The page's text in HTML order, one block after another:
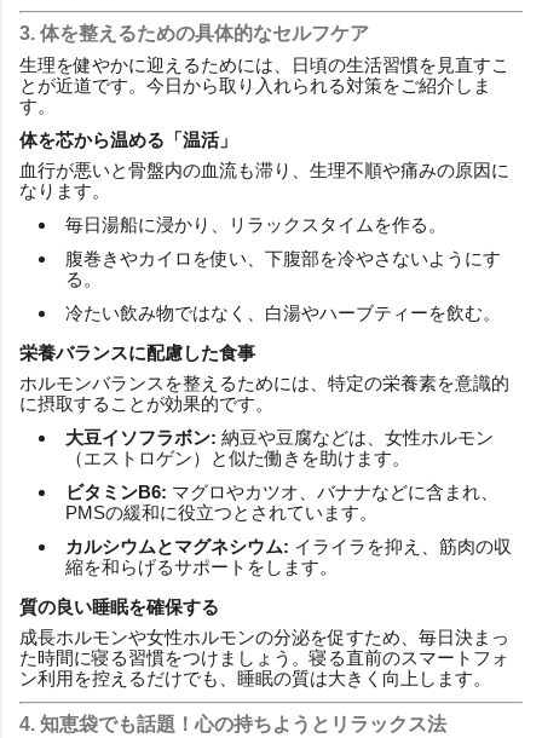
3. 体を整えるための具体的なセルフケア
生理を健やかに迎えるためには、日頃の生活習慣を見直すこ
とが近道です。今日から取り入れられる対策をご紹介しま
す。
体を芯から温める「温活」
血行が悪いと骨盤内の血流も滞り、生理不順や痛みの原因に
なります。
毎日湯船に浸かり、リラックスタイムを作る。
腹巻きやカイロを使い、下腹部を冷やさないようにす
る。
冷たい飲み物ではなく、白湯やハーブティーを飲む。
栄養バランスに配慮した食事
ホルモンバランスを整えるためには、特定の栄養素を意識的
に摂取することが効果的です。
大豆イソフラボン: 納豆や豆腐などは、女性ホルモン
（エストロゲン）と似た働きを助けます。
ビタミンB6: マグロやカツオ、バナナなどに含まれ、
PMSの緩和に役立つとされています。
カルシウムとマグネシウム: イライラを抑え、筋肉の収
縮を和らげるサポートをします。
質の良い睡眠を確保する
成長ホルモンや女性ホルモンの分泌を促すため、毎日決まっ
た時間に寝る習慣をつけましょう。寝る直前のスマートフォ
ン利用を控えるだけでも、睡眠の質は大きく向上します。
4. 知恵袋でも話題！心の持ちようとリラックス法